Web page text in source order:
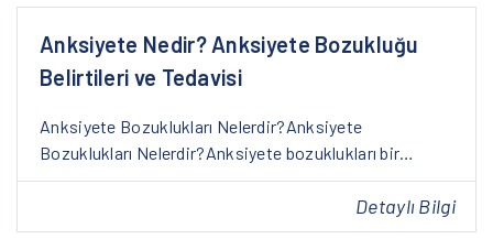
Anksiyete Nedir? Anksiyete Bozukluğu
Belirtileri ve Tedavisi
Anksiyete Bozuklukları Nelerdir?Anksiyete
Bozuklukları Nelerdir?Anksiyete bozuklukları bir…
Detaylı Bilgi